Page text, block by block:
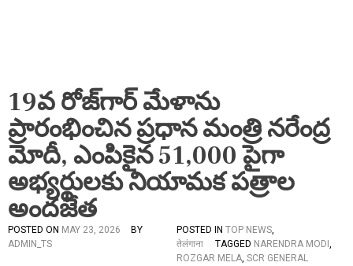
19వ రోజ్‌గార్ మేళాను
ప్రారంభించిన ప్రధాన మంత్రి నరేంద్ర
మోదీ, ఎంపికైన 51,000 పైగా
అభ్యర్థులకు నియామక పత్రాల
అందజేత
POSTED ON MAY 23, 2026
BY
ADMIN_TS
POSTED IN TOP NEWS,
तेलंगाना
TAGGED NARENDRA MODI ,
ROZGAR MELA, SCR GENERAL